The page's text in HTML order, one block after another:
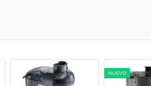
NUEVO